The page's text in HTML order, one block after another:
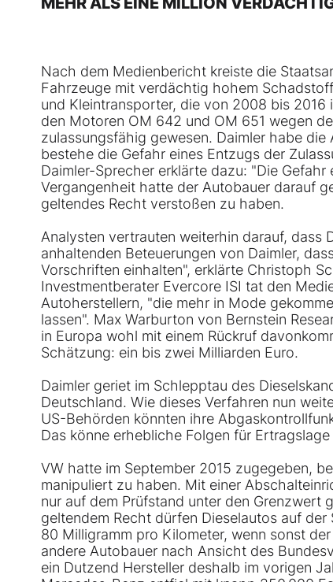
Nach dem Medienbericht kreiste die
Fahrzeuge mit verdächtig hohem
und Kleintransporter, die von 2008 bis 2016
den Motoren OM 642 und OM 651 wegen
zulassungsfähig gewesen. Daimler habe
bestehe die Gefahr eines Entzugs der
Daimler-Sprecher erklärte dazu: "Die
Vergangenheit hatte der Autobauer darauf
geltendes Recht verstoßen zu haben.
Analysten vertrauten weiterhin darauf, dass
anhaltenden Beteuerungen von Daimler,
Vorschriften einhalten", erklärte Christoph
Investmentberater Evercore ISI tat den
Autoherstellern, "die mehr in Mode
lassen". Max Warburton von Bernstein
in Europa wohl mit einem Rückruf
Schätzung: ein bis zwei Milliarden Euro.
Daimler geriet im Schlepptau des
Deutschland. Wie dieses Verfahren nun
US-Behörden könnten ihre
Das könne erhebliche Folgen für
VW hatte im September 2015 zugegeben,
manipuliert zu haben. Mit einer
nur auf dem Prüfstand unter den Grenzwert
geltendem Recht dürfen Dieselautos auf
80 Milligramm pro Kilometer, wenn sonst
andere Autobauer nach Ansicht des
ein Dutzend Hersteller deshalb im vorigen